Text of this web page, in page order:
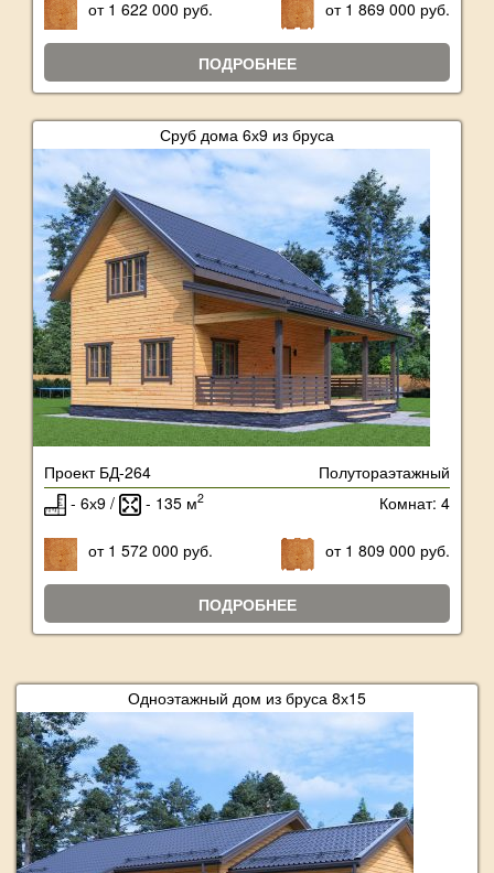
от 1 622 000 руб. от 1 869 000 руб.
ПОДРОБНЕЕ
Сруб дома 6х9 из бруса
Проект БД-264
Полутораэтажный
- 6х9 /
- 135 м2 Комнат: 4
от 1 572 000 руб. от 1 809 000 руб.
ПОДРОБНЕЕ
Одноэтажный дом из бруса 8х15